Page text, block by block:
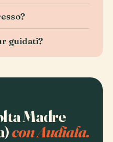
guidati?
Madre
con Audiala.